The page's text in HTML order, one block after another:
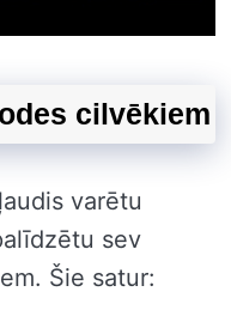
cilvēkiem
varētu
sev
Šie satur: